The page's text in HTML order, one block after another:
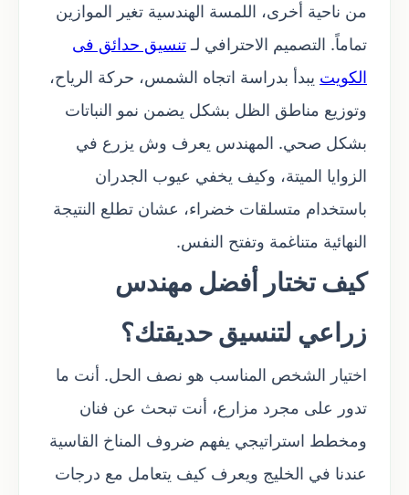
من ناحية أخرى، اللمسة الهندسية تغير الموازين
تماماً. التصميم الاحترافي لـ تنسيق حدائق فى
الكويت يبدأ بدراسة اتجاه الشمس، حركة الرياح،
وتوزيع مناطق الظل بشكل يضمن نمو النباتات
بشكل صحي. المهندس يعرف وش يزرع في
الزوايا الميتة، وكيف يخفي عيوب الجدران
باستخدام متسلقات خضراء، عشان تطلع النتيجة
النهائية متناغمة وتفتح النفس.
كيف تختار أفضل مهندس
زراعي لتنسيق حديقتك؟
اختيار الشخص المناسب هو نصف الحل. أنت ما
تدور على مجرد مزارع، أنت تبحث عن فنان
ومخطط استراتيجي يفهم ضروف المناخ القاسية
عندنا في الخليج ويعرف كيف يتعامل مع درجات